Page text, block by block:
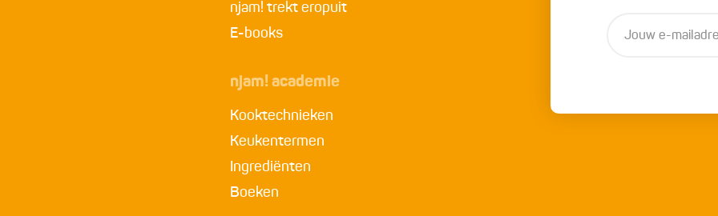
njam! trekt eropuit
E-books
njam! academie
Kooktechnieken
Keukentermen
Ingrediënten
Boeken